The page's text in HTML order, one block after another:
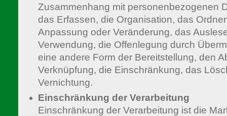
Zusammenhang mit personenbezogenen
das Erfassen, die Organisation, das
Anpassung oder Veränderung, das
Verwendung, die Offenlegung durch
eine andere Form der Bereitstellung, den
Verknüpfung, die Einschränkung, das
Vernichtung.
Einschränkung der Verarbeitung
Einschränkung der Verarbeitung ist die